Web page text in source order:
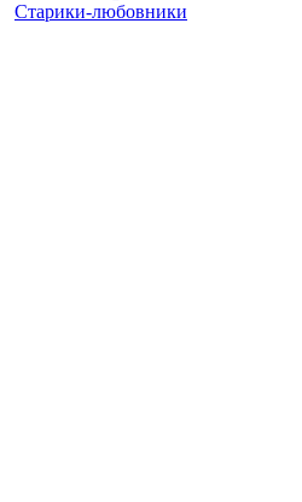
Старики-любовники